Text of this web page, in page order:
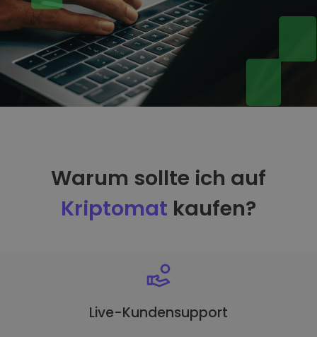
Warum sollte ich auf
Kriptomat kaufen?
Live-Kundensupport